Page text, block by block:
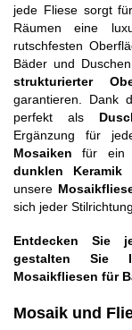
jede Fliese sorgt
Räumen eine
rutschfesten
Bäder und
strukturierter
garantieren. Dank
perfekt als
Ergänzung für
Mosaiken für ein
dunklen Keramik
unsere
sich jeder
Entdecken Sie
gestalten Sie
Mosaikfliesen für
Mosaik und